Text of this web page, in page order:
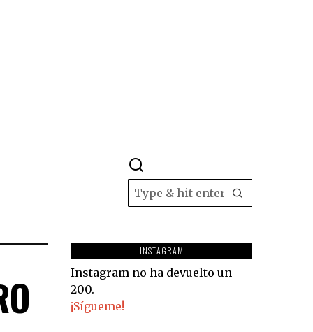
INSTAGRAM
Instagram no ha devuelto un
200.
¡Sígueme!